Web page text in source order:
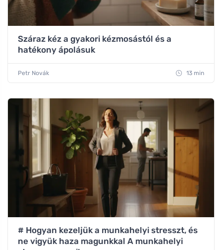
Száraz kéz a gyakori kézmosástól és a
hatékony ápolásuk
Petr Novák 13 min
# Hogyan kezeljük a munkahelyi stresszt, és
ne vigyük haza magunkkal A munkahelyi